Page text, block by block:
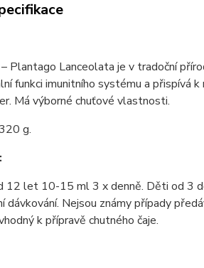
Plantago Lanceolata je v tradoční
funkci imunitního systému a přispívá
Má výborné chuťové vlastnosti.
g.
12 let 10-15 ml 3 x denně. Děti od 3
dávkování. Nejsou známy případy
k přípravě chutného čaje.